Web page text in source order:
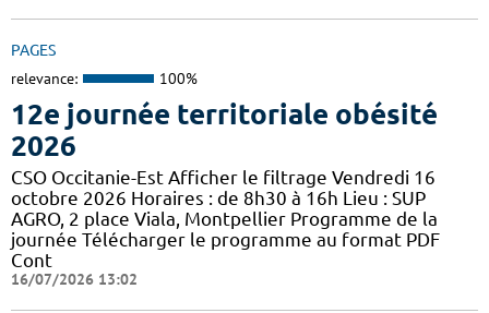
PAGES
relevance: 100%
12e journée territoriale obésité
2026
CSO Occitanie-Est Afficher le filtrage Vendredi 16
octobre 2026 Horaires : de 8h30 à 16h Lieu : SUP
AGRO, 2 place Viala, Montpellier Programme de la
journée Télécharger le programme au format PDF
Cont
16/07/2026 13:02